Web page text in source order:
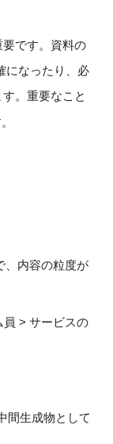
です。資料の
になったり、必
。重要なこと
、内容の粒度が
> サービスの
間生成物として